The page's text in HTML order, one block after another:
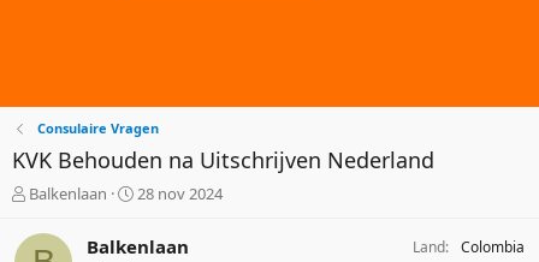
Consulaire Vragen
KVK Behouden na Uitschrijven Nederland
O
d
Balkenlaan
S
28 nov 2024
Balkenlaan Land Colombia